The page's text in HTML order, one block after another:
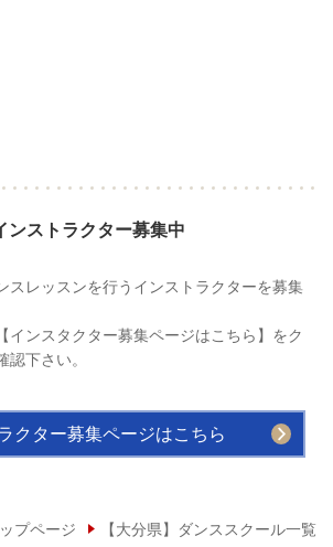
ンストラクター募集中
スレッスンを行うインストラクターを募集
インスタクター募集ページはこちら】をク
認下さい。
クター募集ページはこちら
ップページ 【大分県】ダンススクール一覧